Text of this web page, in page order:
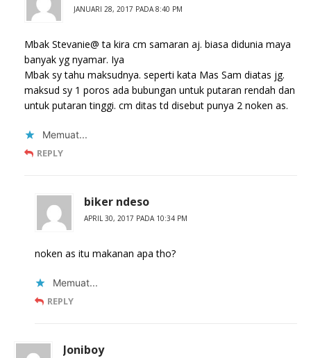
JANUARI 28, 2017 PADA 8:40 PM
Mbak Stevanie@ ta kira cm samaran aj. biasa didunia maya
banyak yg nyamar. Iya
Mbak sy tahu maksudnya. seperti kata Mas Sam diatas jg.
maksud sy 1 poros ada bubungan untuk putaran rendah dan
untuk putaran tinggi. cm ditas td disebut punya 2 noken as.
Memuat...
REPLY
biker ndeso
APRIL 30, 2017 PADA 10:34 PM
noken as itu makanan apa tho?
Memuat...
REPLY
Joniboy